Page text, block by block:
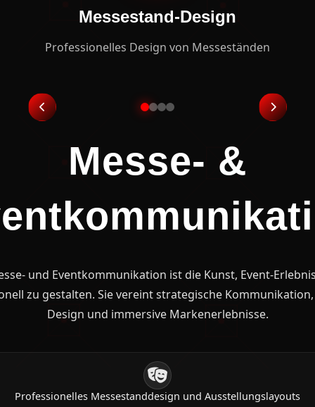
Design
von Messeständen
Event-
Strategische Event-
Messe- &
und Eventkommunikation ist die Kunst, Event-
zu gestalten. Sie vereint strategische
Design und immersive Markenerlebnisse.
Professionelles Messestanddesign und Ausstellungslayouts